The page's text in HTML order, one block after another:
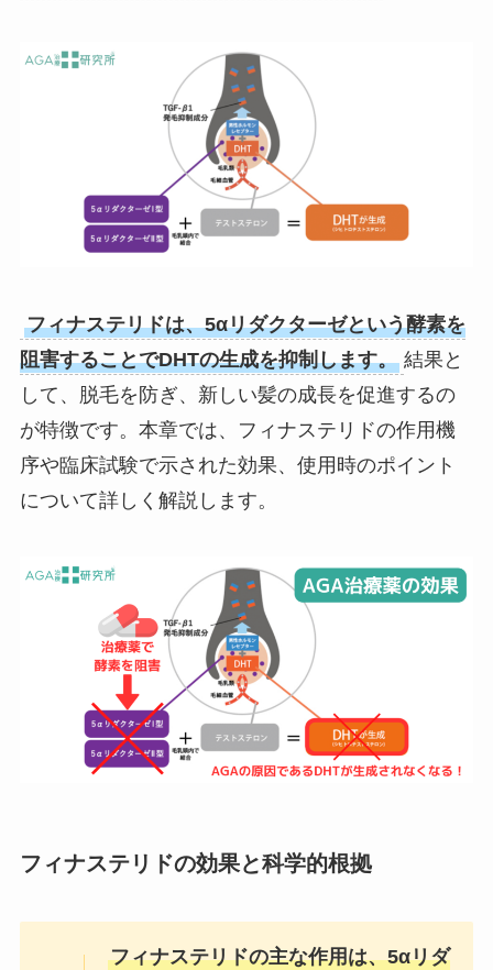
フィナステリドは、5αリダクターゼという酵素を
阻害することでDHTの生成を抑制します。 結果と
して、脱毛を防ぎ、新しい髪の成長を促進するの
が特徴です。本章では、フィナステリドの作用機
序や臨床試験で示された効果、使用時のポイント
について詳しく解説します。
フィナステリドの効果と科学的根拠
フィナステリドの主な作用は、5αリダ